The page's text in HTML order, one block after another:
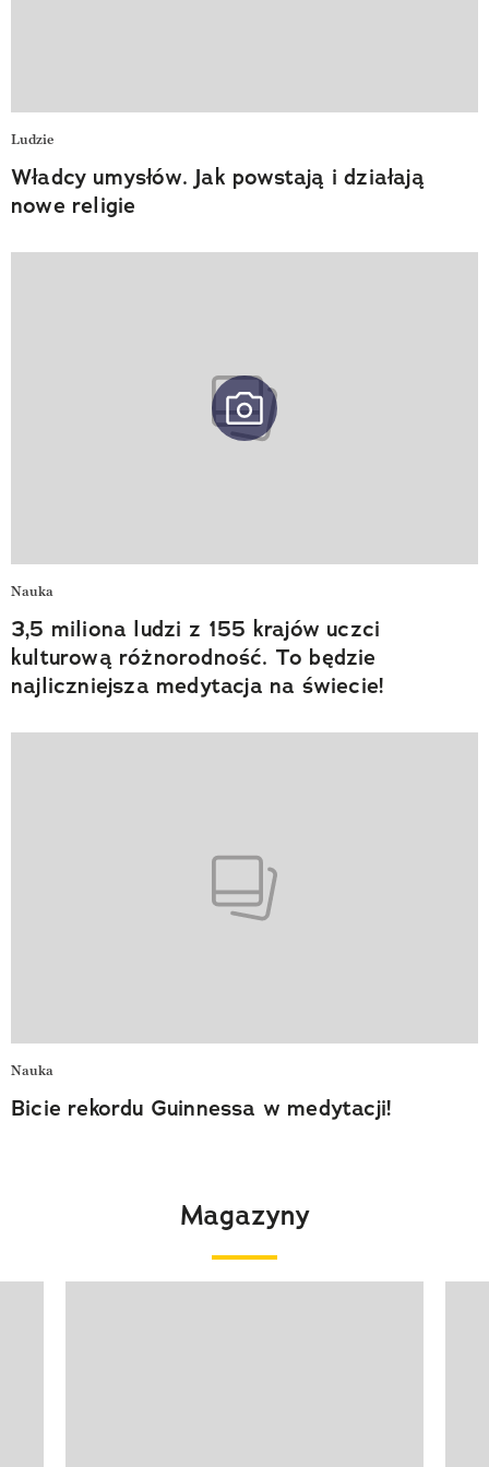
Ludzie
Władcy umysłów. Jak powstają i działają
nowe religie
Nauka
3,5 miliona ludzi z 155 krajów uczci
kulturową różnorodność. To będzie
najliczniejsza medytacja na świecie!
Nauka
Bicie rekordu Guinnessa w medytacji!
Magazyny